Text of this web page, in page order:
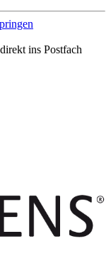
ins Postfach